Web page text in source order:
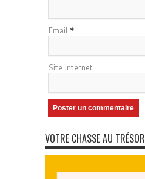
Email *
Site internet
VOTRE CHASSE AU TRÉSOR